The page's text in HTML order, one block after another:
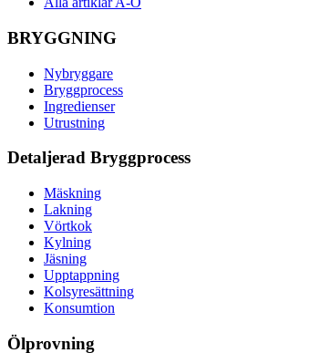
BRYGGNING
Nybryggare
Bryggprocess
Ingredienser
Utrustning
Detaljerad Bryggprocess
Mäskning
Lakning
Vörtkok
Kylning
Jäsning
Upptappning
Kolsyresättning
Konsumtion
Ölprovning